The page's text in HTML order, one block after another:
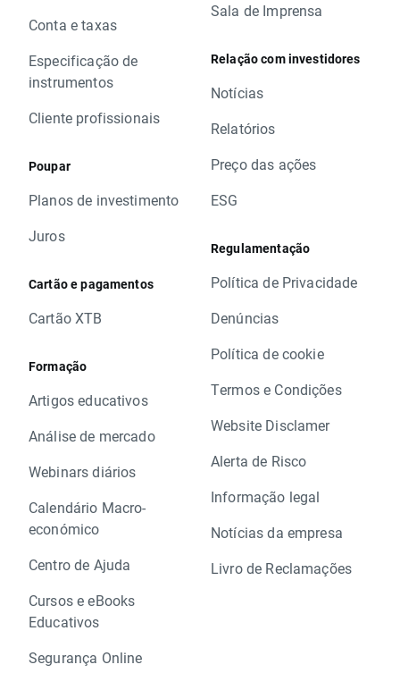
Conta e taxas
Especificação de
instrumentos
Cliente profissionais
Poupar
Planos de investimento
Juros
Cartão e pagamentos
Cartão XTB
Formação
Artigos educativos
Análise de mercado
Webinars diários
Calendário Macro-
económico
Centro de Ajuda
Cursos e eBooks
Educativos
Segurança Online
Sala de Imprensa
Relação com investidores
Notícias
Relatórios
Preço das ações
ESG
Regulamentação
Política de Privacidade
Denúncias
Política de cookie
Termos e Condições
Website Disclamer
Alerta de Risco
Informação legal
Notícias da empresa
Livro de Reclamações